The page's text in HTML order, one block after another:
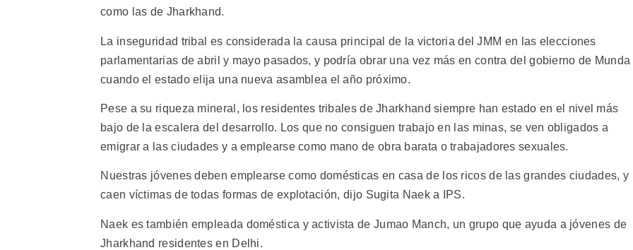
como las de Jharkhand.
La inseguridad tribal es considerada la causa principal de la victoria del JMM en las elecciones
parlamentarias de abril y mayo pasados, y podría obrar una vez más en contra del gobierno de Munda
cuando el estado elija una nueva asamblea el año próximo.
Pese a su riqueza mineral, los residentes tribales de Jharkhand siempre han estado en el nivel más
bajo de la escalera del desarrollo. Los que no consiguen trabajo en las minas, se ven obligados a
emigrar a las ciudades y a emplearse como mano de obra barata o trabajadores sexuales.
Nuestras jóvenes deben emplearse como domésticas en casa de los ricos de las grandes ciudades, y
caen víctimas de todas formas de explotación, dijo Sugita Naek a IPS.
Naek es también empleada doméstica y activista de Jumao Manch, un grupo que ayuda a jóvenes de
Jharkhand residentes en Delhi.